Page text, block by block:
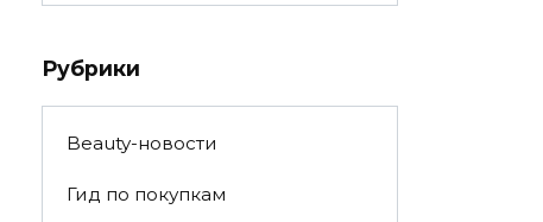
Рубрики
Beauty-новости
Гид по покупкам